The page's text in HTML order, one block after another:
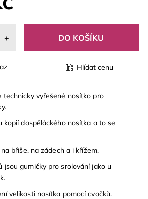
+
Hlídat cenu
technicky vyřešené nosítko pro
kopií dospěláckého nosítka a to se
břiše, na zádech a i křížem.
jsou gumičky pro srolování jako u
velikosti nosítka pomocí cvočků.